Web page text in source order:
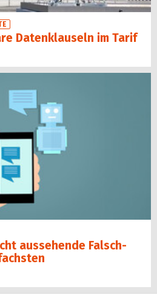
Datenklauseln im Tarif
aussehende Falsch­